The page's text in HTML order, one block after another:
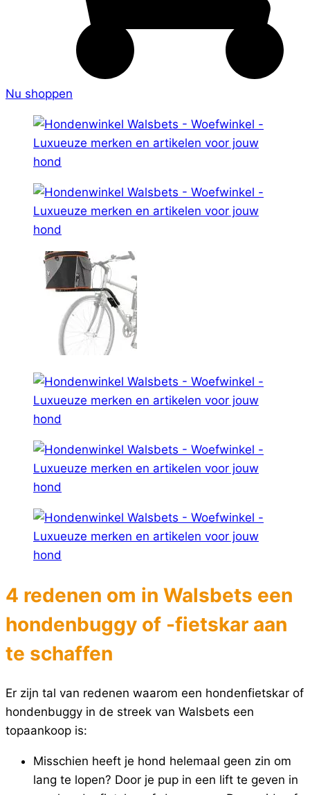
Nu shoppen
4 redenen om in Walsbets een
hondenbuggy of -fietskar aan
te schaffen
Er zijn tal van redenen waarom een hondenfietskar of
hondenbuggy in de streek van Walsbets een
topaankoop is:
Misschien heeft je hond helemaal geen zin om
lang te lopen? Door je pup in een lift te geven in